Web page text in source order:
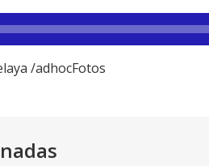
/adhocFotos